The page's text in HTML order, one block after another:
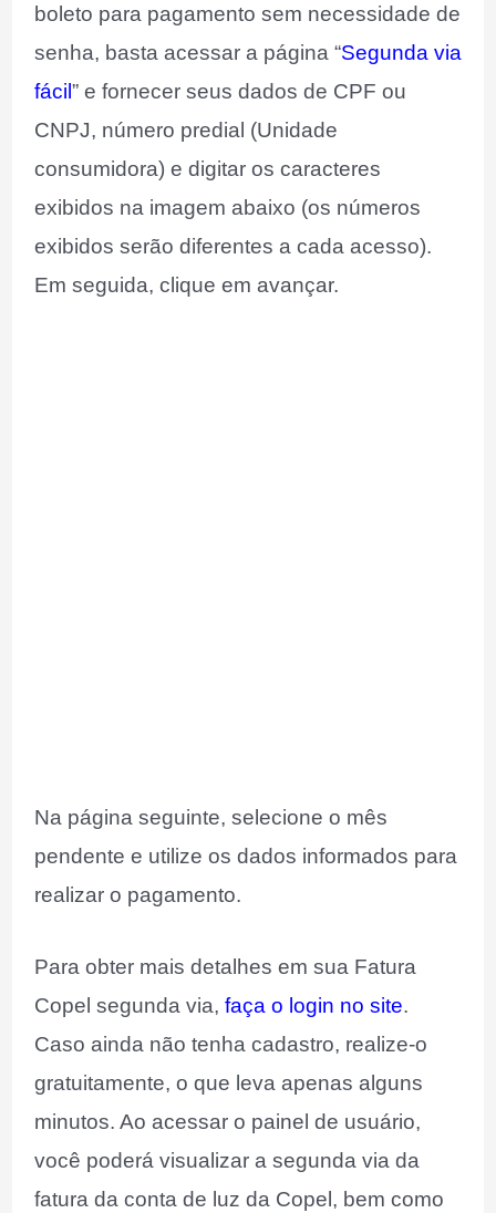
boleto para pagamento sem necessidade de
senha, basta acessar a página “Segunda via
fácil ” e fornecer seus dados de CPF ou
CNPJ, número predial (Unidade
consumidora) e digitar os caracteres
exibidos na imagem abaixo (os números
exibidos serão diferentes a cada acesso).
Em seguida, clique em avançar.
Na página seguinte, selecione o mês
pendente e utilize os dados informados para
realizar o pagamento.
Para obter mais detalhes em sua Fatura
Copel segunda via, faça o login no site.
Caso ainda não tenha cadastro, realize-o
gratuitamente, o que leva apenas alguns
minutos. Ao acessar o painel de usuário,
você poderá visualizar a segunda via da
fatura da conta de luz da Copel, bem como